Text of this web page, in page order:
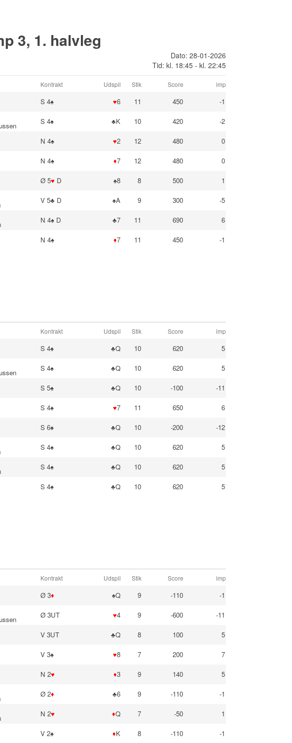
3, 1. halvleg
Dato: 28-01-2026
Tid: kl. 18:45 - kl. 22:45
Kontrakt Udspil Stik Score imp
S 4♠ ♥6 11 450 -1
S 4♠ ♣K 10 420 -2
N 4♠ ♥2 12 480 0
N 4♠ ♦7 12 480 0
Ø 5♥ D ♠8 8 500 1
V 5♣ D ♠A 9 300 -5
N 4♠ D ♣7 11 690 6
N 4♠ ♦7 11 450 -1
Kontrakt Udspil Stik Score imp
S 4♠ ♣Q 10 620 5
S 4♠ ♣Q 10 620 5
S 5♠ ♣Q 10 -100 -11
S 4♠ ♥7 11 650 6
S 6♠ ♣Q 10 -200 -12
S 4♠ ♣Q 10 620 5
S 4♠ ♣Q 10 620 5
S 4♠ ♣Q 10 620 5
Kontrakt Udspil Stik Score imp
Ø 3♦ ♠Q 9 -110 -1
Ø 3UT ♥4 9 -600 -11
V 3UT ♣Q 8 100 5
V 3♠ ♥8 7 200 7
N 2♥ ♦3 9 140 5
Ø 2♦ ♣6 9 -110 -1
N 2♥ ♦Q 7 -50 1
V 2♠ ♦K 8 -110 -1